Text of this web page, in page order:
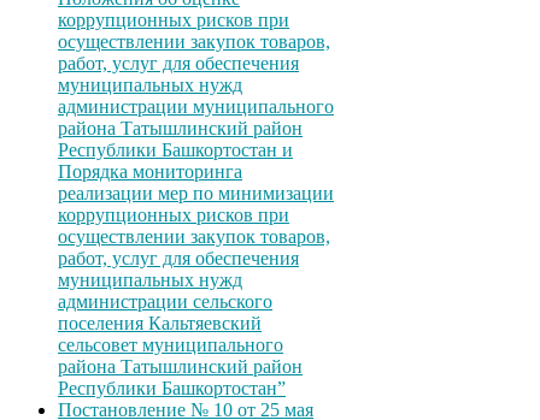
коррупционных рисков при
осуществлении закупок товаров,
работ, услуг для обеспечения
муниципальных нужд
администрации муниципального
района Татышлинский район
Республики Башкортостан и
Порядка мониторинга
реализации мер по минимизации
коррупционных рисков при
осуществлении закупок товаров,
работ, услуг для обеспечения
муниципальных нужд
администрации сельского
поселения Кальтяевский
сельсовет муниципального
района Татышлинский район
Республики Башкортостан”
Постановление № 10 от 25 мая